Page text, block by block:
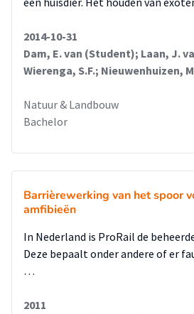
2014-10-31
Dam, E. van (Student); Laan, J.
Wierenga, S.F.; Nieuwenhuizen,
Natuur & Landbouw
Bachelor
Barrièrewerking van het spoor
amfibieën
In Nederland is ProRail de
Deze bepaalt onder andere of er
…
2011